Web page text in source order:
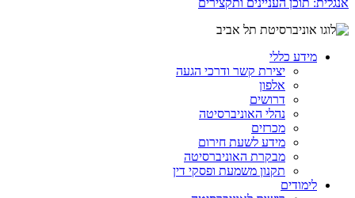
מידע כללי
יצירת קשר ודרכי הגעה
אלפון
דרושים
נהלי האוניברסיטה
מכרזים
מידע לשעת חירום
מבקרת האוניברסיטה
תקנון משמעת ופסקי דין
לימודים